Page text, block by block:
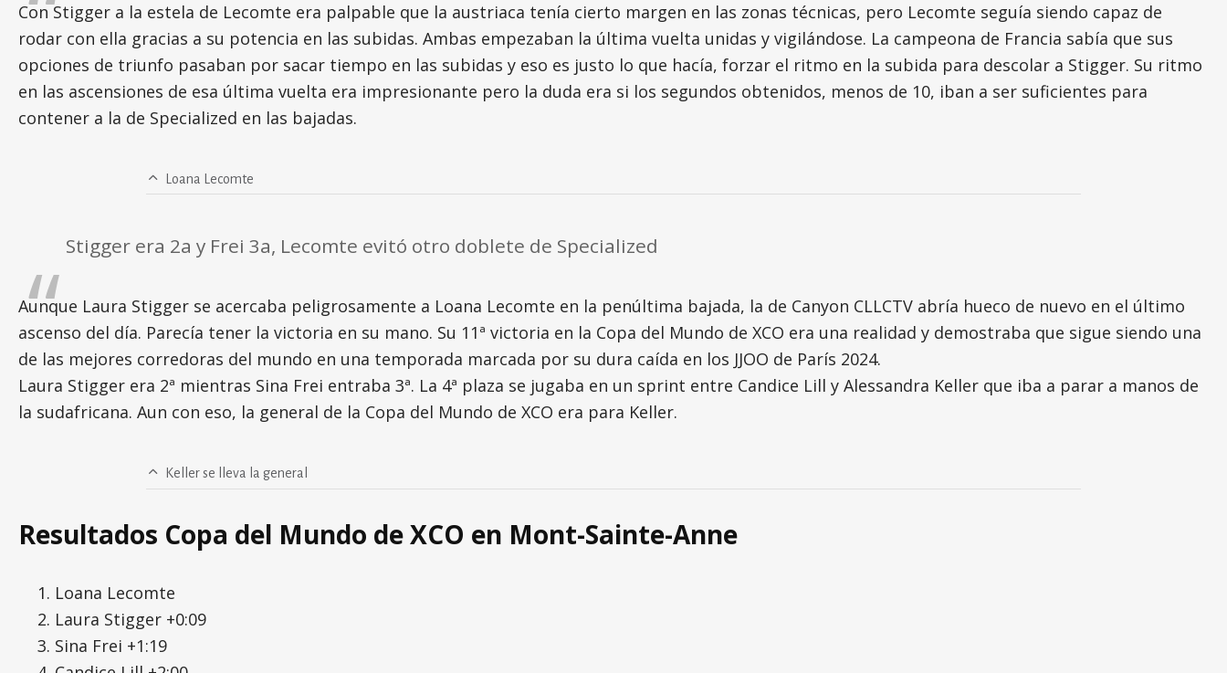
Con Stigger a la estela de Lecomte era palpable que la austriaca tenía cierto margen en las zonas técnicas, pero Lecomte seguía siendo capaz de
rodar con ella gracias a su potencia en las subidas. Ambas empezaban la última vuelta unidas y vigilándose. La campeona de Francia sabía que sus
opciones de triunfo pasaban por sacar tiempo en las subidas y eso es justo lo que hacía, forzar el ritmo en la subida para descolar a Stigger. Su ritmo
en las ascensiones de esa última vuelta era impresionante pero la duda era si los segundos obtenidos, menos de 10, iban a ser suficientes para
contener a la de Specialized en las bajadas.
Loana Lecomte
Stigger era 2a y Frei 3a, Lecomte evitó otro doblete de Specialized
Aunque Laura Stigger se acercaba peligrosamente a Loana Lecomte en la penúltima bajada, la de Canyon CLLCTV abría hueco de nuevo en el último
ascenso del día. Parecía tener la victoria en su mano. Su 11ª victoria en la Copa del Mundo de XCO era una realidad y demostraba que sigue siendo una
de las mejores corredoras del mundo en una temporada marcada por su dura caída en los JJOO de París 2024.
Laura Stigger era 2ª mientras Sina Frei entraba 3ª. La 4ª plaza se jugaba en un sprint entre Candice Lill y Alessandra Keller que iba a parar a manos de
la sudafricana. Aun con eso, la general de la Copa del Mundo de XCO era para Keller.
Keller se lleva la general
Resultados Copa del Mundo de XCO en Mont-Sainte-Anne
Loana Lecomte
Laura Stigger +0:09
Sina Frei +1:19